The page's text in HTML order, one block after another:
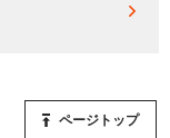
ページトップ